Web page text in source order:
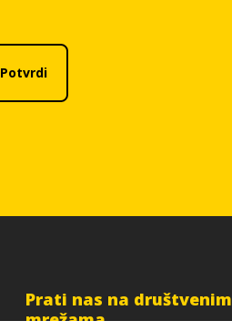
Potvrdi
Prati nas na društvenim
mrežama